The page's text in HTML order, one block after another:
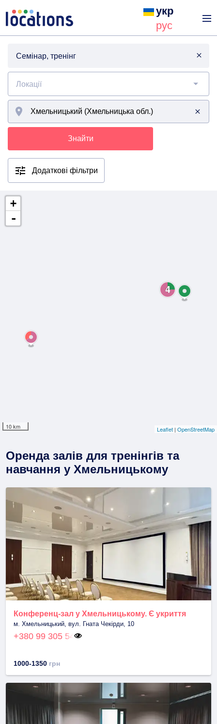
укр
рус
Семінар, тренінг
Локації
Знайти
Додаткові фільтри
Оренда залів для тренінгів та
навчання у Хмельницькому
Конференц-зал у Хмельницькому. Є укриття
м. Хмельницький, вул. Гната Чекірди, 10
+380 99 305 54
1000-1350 грн
4
+
-
10 km Leaflet | OpenStreetMap